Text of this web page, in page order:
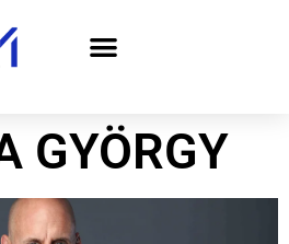
GYÖRGY